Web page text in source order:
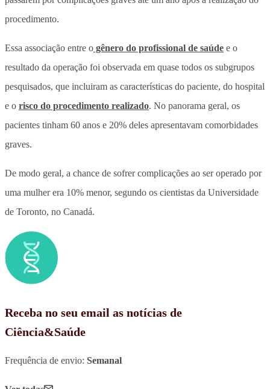
procedimento.
Essa associação entre o gênero do profissional de saúde e o
resultado da operação foi observada em quase todos os subgrupos
pesquisados, que incluiram as características do paciente, do hospital
e o risco do procedimento realizado. No panorama geral, os
pacientes tinham 60 anos e 20% deles apresentavam comorbidades
graves.
De modo geral, a chance de sofrer complicações ao ser operado por
uma mulher era 10% menor, segundo os cientistas da Universidade
de Toronto, no Canadá.
Receba no seu email as notícias de
Ciência&Saúde
Frequência de envio: Semanal